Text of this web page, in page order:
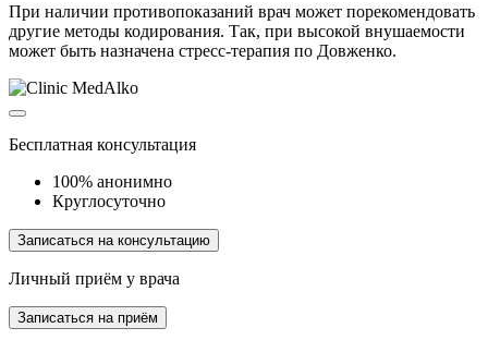
При наличии противопоказаний врач может порекомендовать
другие методы кодирования. Так, при высокой внушаемости
может быть назначена стресс-терапия по Довженко.
Бесплатная консультация
100% анонимно
Круглосуточно
Записаться на консультацию
Личный приём у врача
Записаться на приём